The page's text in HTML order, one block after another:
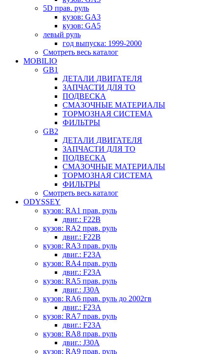
5D прав. руль
кузов: GA3
кузов: GA5
левый руль
год выпуска: 1999-2000
Смотреть весь каталог
MOBILIO
GB1
ДЕТАЛИ ДВИГАТЕЛЯ
ЗАПЧАСТИ ДЛЯ ТО
ПОДВЕСКА
СМАЗОЧНЫЕ МАТЕРИАЛЫ
ТОРМОЗНАЯ СИСТЕМА
ФИЛЬТРЫ
GB2
ДЕТАЛИ ДВИГАТЕЛЯ
ЗАПЧАСТИ ДЛЯ ТО
ПОДВЕСКА
СМАЗОЧНЫЕ МАТЕРИАЛЫ
ТОРМОЗНАЯ СИСТЕМА
ФИЛЬТРЫ
Смотреть весь каталог
ODYSSEY
кузов: RA1 прав. руль
двиг.: F22B
кузов: RA2 прав. руль
двиг.: F22B
кузов: RA3 прав. руль
двиг.: F23A
кузов: RA4 прав. руль
двиг.: F23A
кузов: RA5 прав. руль
двиг.: J30A
кузов: RA6 прав. руль до 2002гв
двиг.: F23A
кузов: RA7 прав. руль
двиг.: F23A
кузов: RA8 прав. руль
двиг.: J30A
кузов: RA9 прав. руль